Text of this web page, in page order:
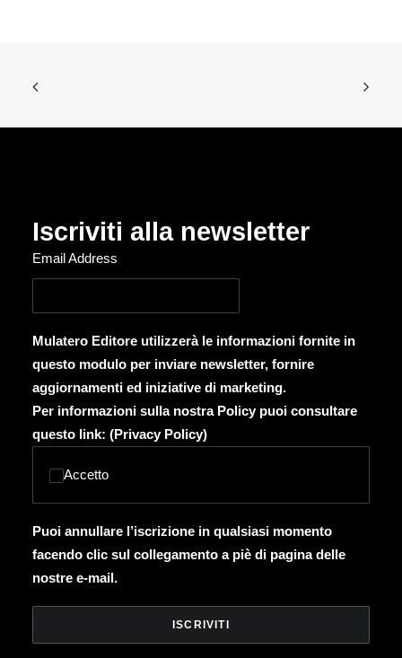
Iscriviti alla newsletter
Email Address
Mulatero Editore utilizzerà le informazioni fornite in
questo modulo per inviare newsletter, fornire
aggiornamenti ed iniziative di marketing.
Per informazioni sulla nostra Policy puoi consultare
questo link: (Privacy Policy)
Accetto
Puoi annullare l’iscrizione in qualsiasi momento
facendo clic sul collegamento a piè di pagina delle
nostre e-mail.